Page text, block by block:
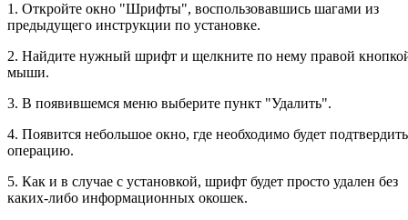
1. Откройте окно "Шрифты", воспользовавшись шагами из
предыдущего инструкции по установке.
2. Найдите нужный шрифт и щелкните по нему правой
мыши.
3. В появившемся меню выберите пункт "Удалить".
4. Появится небольшое окно, где необходимо будет подтвердить
операцию.
5. Как и в случае с установкой, шрифт будет просто удален без
каких-либо информационных окошек.